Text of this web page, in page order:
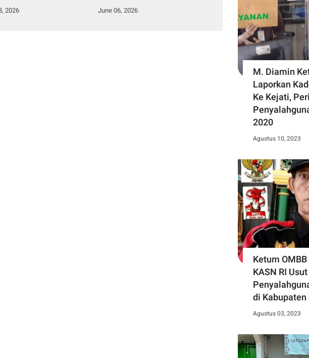
Ruangan Disegel!
2026
TPS
June 06, 2026
M. Diamin
Laporkan
Ke Kejati,
2020
Agustus 10, 2023
Ketum
KASN RI
di
Agustus 03, 2023